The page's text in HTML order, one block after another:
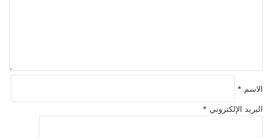
الاسم *
البريد الإلكتروني *